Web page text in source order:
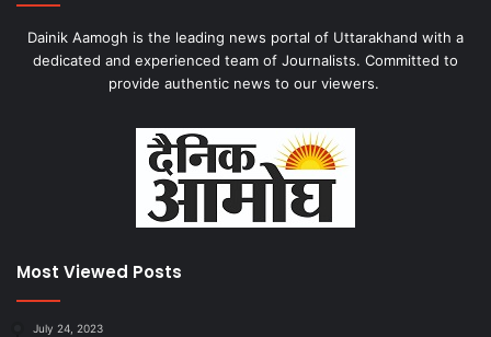
Dainik Aamogh is the leading news portal of Uttarakhand with a
dedicated and experienced team of Journalists. Committed to
provide authentic news to our viewers.
Most Viewed Posts
July 24, 2023